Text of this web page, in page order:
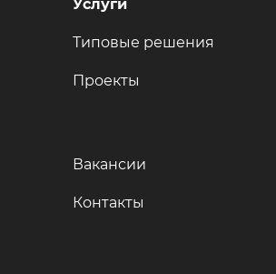
Услуги
Типовые решения
Проекты
Вакансии
Контакты